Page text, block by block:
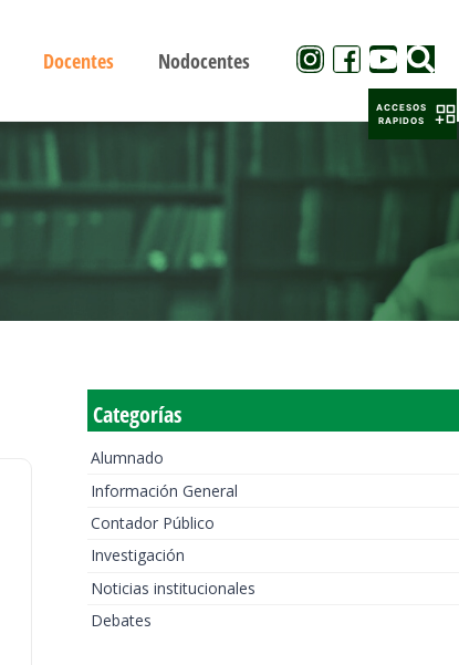
Docentes Nodocentes
Categorías
Alumnado
Información General
Contador Público
Investigación
Noticias institucionales
Debates
ACCESOS
RAPIDOS